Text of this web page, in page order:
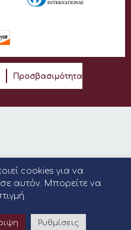
Προσβασιμότητα
cookies για να
αυτόν. Μπορείτε να
Ρυθμίσεις